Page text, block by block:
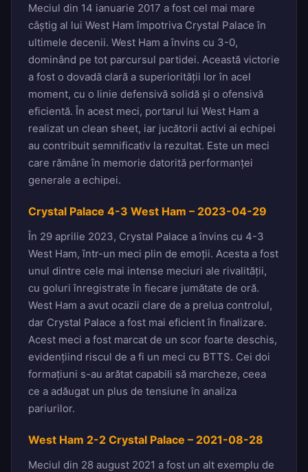
Meciul din 14 ianuarie 2017 a fost cel mai mare
câștig al lui West Ham împotriva Crystal Palace în
ultimele decenii. West Ham a învins cu 3-0,
dominând pe tot parcursul partidei. Această victorie
a fost o dovadă clară a superiorității lor în acel
moment, cu o linie defensivă solidă și o ofensivă
eficientă. În acest meci, portarul lui West Ham a
realizat un clean sheet, iar jucătorii activi ai echipei
au contribuit semnificativ la rezultat. Este un meci
care rămâne în memorie datorită performanței
generale a echipei.
Crystal Palace 4-3 West Ham – 2023-04-29
În 29 aprilie 2023, Crystal Palace a învins cu 4-3
West Ham, într-un meci plin de emoții. Acesta a fost
unul dintre cele mai intense meciuri ale rivalității,
cu goluri înregistrate în fiecare jumătate de oră.
West Ham a avut ocazii clare de a prelua controlul,
dar Crystal Palace a fost mai eficient în finalizare.
Acest meci a fost marcat de un scor foarte deschis,
evidențiind riscul de a fi un meci cu BTTS. Cei doi
formațiuni s-au arătat capabili să marcheze, ceea
ce a adăugat un plus de tensiune în analiza
pariurilor.
West Ham 2-2 Crystal Palace – 2021-08-28
Meciul din 28 august 2021 a fost un alt exemplu de